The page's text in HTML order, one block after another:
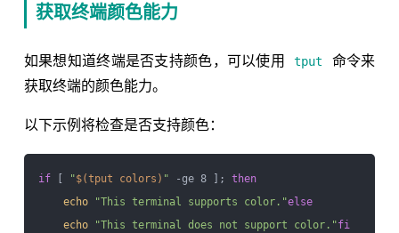
获取终端颜色能力
如果想知道终端是否支持颜色，可以使用 tput
命令来
获取终端的颜色能力。
以下示例将检查是否支持颜色：
if [ "$(tput colors) " -ge 8 ]; then
echo
"This terminal supports color."else
echo
"This terminal does not support color."fi